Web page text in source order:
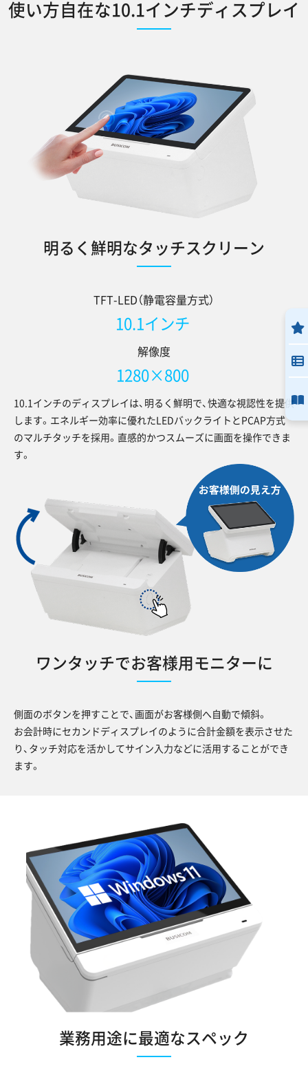
使い方自在な10.1インチディスプレイ
明るく鮮明なタッチスクリーン
TFT-LED（静電容量方式）
10.1インチ
解像度
1280×800
10.1インチのディスプレイは、明るく鮮明で、快適な視認性を提供
します。エネルギー効率に優れたLEDバックライトとPCAP方式
のマルチタッチを採用。直感的かつスムーズに画面を操作できま
す。
ワンタッチでお客様用モニターに
側面のボタンを押すことで、画面がお客様側へ自動で傾斜。
お会計時にセカンドディスプレイのように合計金額を表示させた
り、タッチ対応を活かしてサイン入力などに活用することができ
ます。
業務用途に最適なスペック